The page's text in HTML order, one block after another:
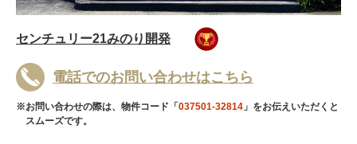
センチュリー21みのり開発
電話でのお問い合わせはこちら
※お問い合わせの際は、物件コード「 037501-32814 」をお伝えいただくと
スムーズです。